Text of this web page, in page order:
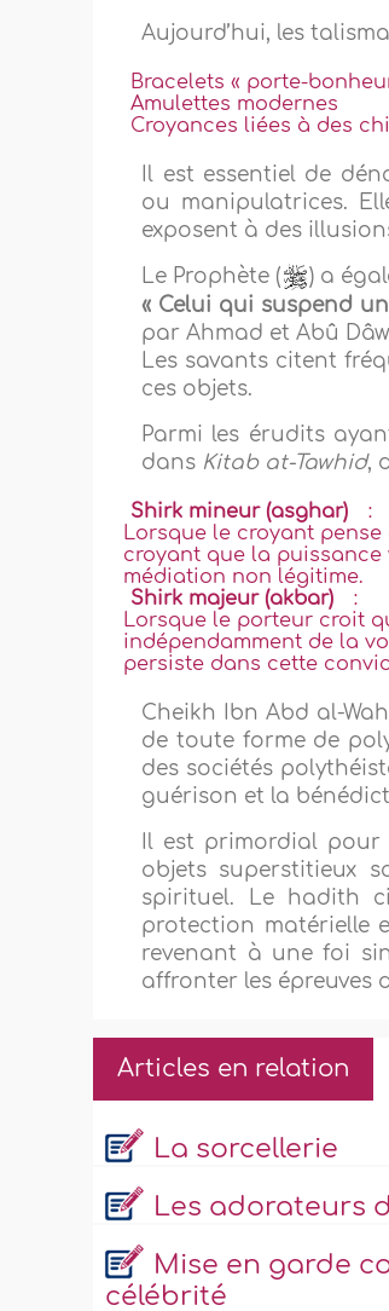
Aujourd’hui, les
Bracelets « porte-
Amulettes modernes
Croyances liées à des
Il est essentiel de
ou manipulatrices.
exposent à des
Le Prophète (
) a
« Celui qui suspend
par Ahmad et Abû
Les savants citent
ces objets.
Parmi les érudits
dans Kitab at-Tawhid,
Shirk mineur (asghar)
:
Lorsque le croyant
croyant que la puissance
médiation non légitime.
Shirk majeur (akbar)
:
Lorsque le porteur croit
indépendamment de la
persiste dans cette
Cheikh Ibn Abd al-
de toute forme de
des sociétés
guérison et la
Il est primordial pour
objets superstitieux
spirituel. Le hadith
protection matérielle
revenant à une foi
affronter les épreuves
Articles en relation
La sorcellerie
Les adorateurs
Mise en garde
célébrité